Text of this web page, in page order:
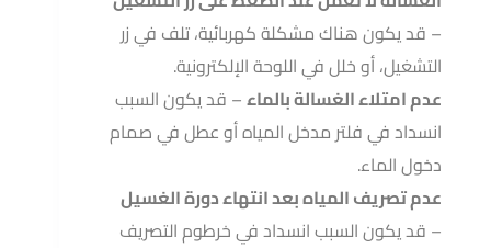
– قد يكون هناك مشكلة كهربائية، تلف في زر
التشغيل، أو خلل في اللوحة الإلكترونية.
عدم امتلاء الغسالة بالماء– قد يكون السبب
انسداد في فلتر مدخل المياه أو عطل في صمام
دخول الماء.
عدم تصريف المياه بعد انتهاء دورة الغسيل
– قد يكون السبب انسداد في خرطوم التصريف